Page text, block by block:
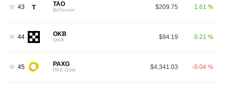
43 TAO
BitTensor $209.75 1.61 %
44 OKB
OKB $94.19 0.21 %
45 PAXG
PAX Gold $4,341.03 -0.04 %